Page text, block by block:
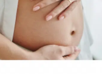
ajustez votre
à deux le temps
de